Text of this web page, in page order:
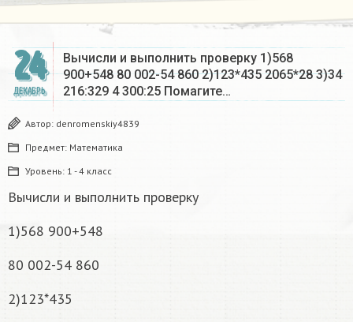
24
ДЕКАБРЬ
Вычисли и выполнить проверку 1)568
900+548 80 002-54 860 2)123*435 2065*28 3)34
216:329 4 300:25 Помагите…
Автор: denromenskiy4839
Предмет: Математика
Уровень: 1 - 4 класс
Вычисли и выполнить проверку
1)568 900+548
80 002-54 860
2)123*435